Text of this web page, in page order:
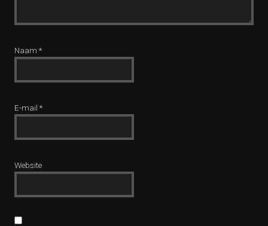
Naam *
E-mail *
Website